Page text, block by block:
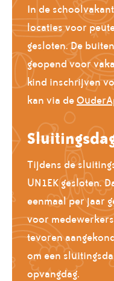
In de
locaties voor
gesloten. De
geopend voor
kind inschrijven
kan via de
Tijdens de
UN1EK gesloten.
eenmaal per jaar
voor
tevoren
om een
opvangdag.